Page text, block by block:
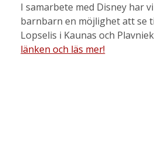
I samarbete med Disney har
barnbarn en möjlighet att se
Lopselis i Kaunas och
länken och läs mer!